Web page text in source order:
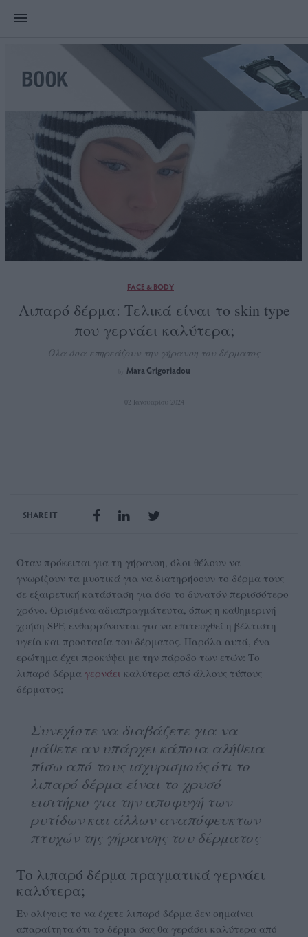
FACE & BODY
Λιπαρό δέρμα: Τελικά είναι το skin type
που γερνάει καλύτερα;
Όλα όσα επηρεάζουν την γήρανση του δέρματος
Mara Grigoriadou
02 Ιανουαρίου 2024
SHARE IT
Όταν πρόκειται για τη γήρανση, όλοι θέλουν να
γνωρίζουν τα μυστικά για να διατηρήσουν το δέρμα τους
σε εξαιρετική κατάσταση για όσο το δυνατόν περισσότερο
χρόνο. Ορισμένα αδιαπραγμάτευτα, όπως η καθημερινή
χρήση SPF, ενθαρρύνονται για να επιτευχθεί η βέλτιστη
υγεία και προστασία του δέρματος. Παρόλα αυτά, ένα
ερώτημα έχει προκύψει με την πάροδο των ετών: Το
λιπαρό δέρμα γερνάει καλύτερα από άλλους τύπους
δέρματος;
Συνεχίστε να διαβάζετε για να
μάθετε αν υπάρχει κάποια αλήθεια
πίσω από τους ισχυρισμούς ότι το
λιπαρό δέρμα είναι το χρυσό
εισιτήριο για την αποφυγή των
ρυτίδων και άλλων αναπόφευκτων
πτυχών της γήρανσης του δέρματος
Το λιπαρό δέρμα πραγματικά γερνάει
καλύτερα;
Εν ολίγοις: το να έχετε λιπαρό δέρμα δεν σημαίνει
απαραίτητα ότι το δέρμα σας θα γεράσει καλύτερα από